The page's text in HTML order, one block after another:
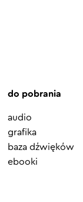
do pobrania
audio
grafika
baza dźwięków
ebooki